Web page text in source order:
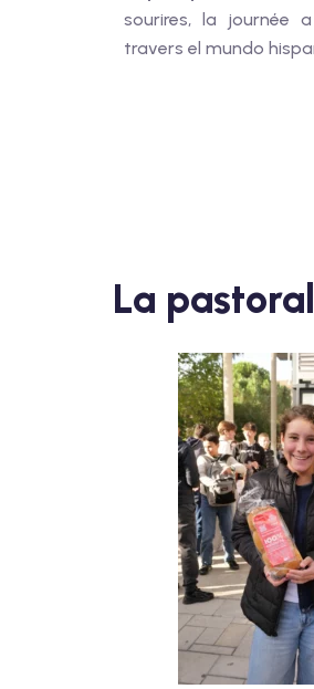
sourires, la journée
travers el mundo
La